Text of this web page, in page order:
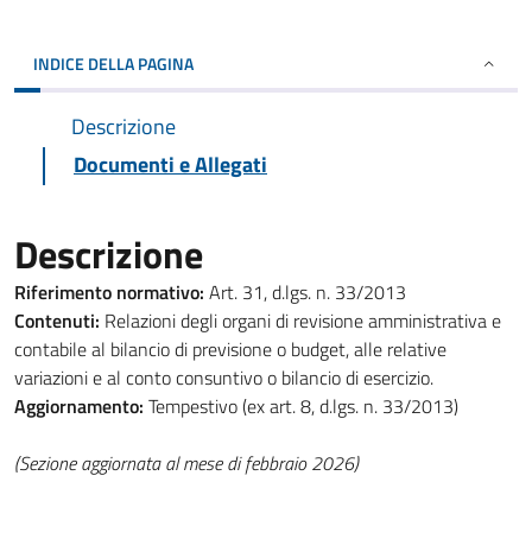
INDICE DELLA PAGINA
Descrizione
Documenti e Allegati
Descrizione
Riferimento normativo: Art. 31, d.lgs. n. 33/2013
Contenuti: Relazioni degli organi di revisione amministrativa e
contabile al bilancio di previsione o budget, alle relative
variazioni e al conto consuntivo o bilancio di esercizio.
Aggiornamento: Tempestivo (ex art. 8, d.lgs. n. 33/2013)
(Sezione aggiornata al mese di febbraio 2026)